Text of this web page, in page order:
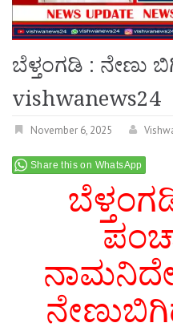
ಬೆಳ್ತಂಗಡಿ : ನೇಣು
vishwanews24
November 6, 2025
Share this on WhatsApp